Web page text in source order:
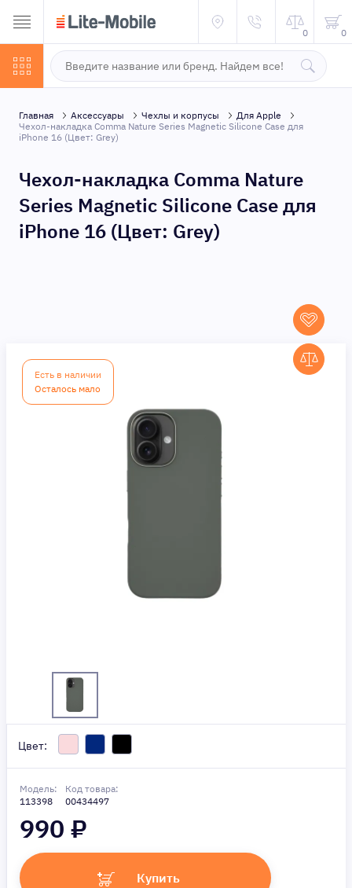
0 0
Главная Аксессуары Чехлы и корпусы
Для Apple
Чехол-накладка Comma Nature Series Magnetic Silicone Case для
iPhone 16 (Цвет: Grey)
Чехол-накладка Comma Nature
Series Magnetic Silicone Case для
iPhone 16 (Цвет: Grey)
Есть в наличии
Осталось мало
Цвет:
Модель:
113398
Код товара:
00434497
990 ₽
Купить